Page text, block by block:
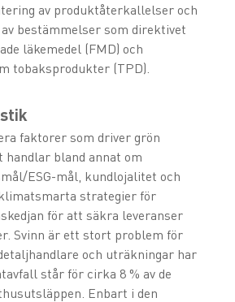
av produktåterkallelser och
bestämmelser som direktivet
läkemedel (FMD) och
tobaksprodukter (TPD).
faktorer som driver grön
handlar bland annat om
ESG-mål, kundlojalitet och
strategier för
för att säkra leveranser
Svinn är ett stort problem för
och uträkningar har
står för cirka 8 % av de
Enbart i den